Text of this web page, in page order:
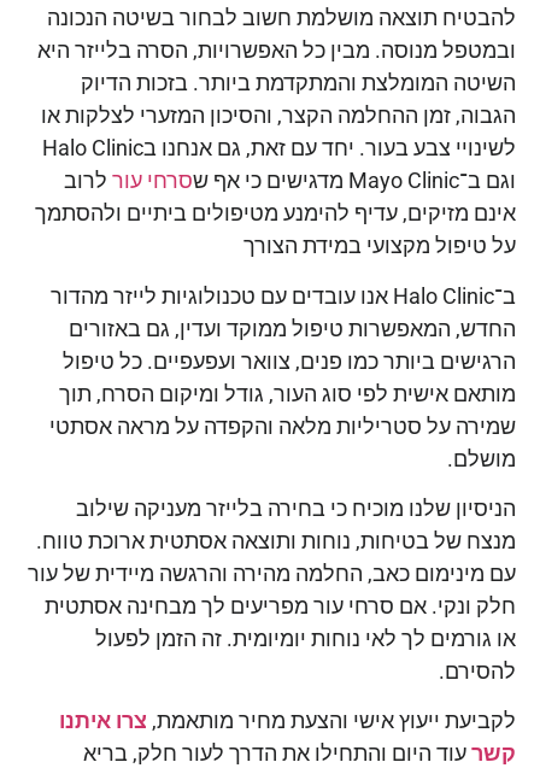
להבטיח תוצאה מושלמת חשוב לבחור בשיטה הנכונה
ובמטפל מנוסה. מבין כל האפשרויות, הסרה בלייזר היא
השיטה המומלצת והמתקדמת ביותר. בזכות הדיוק
הגבוה, זמן ההחלמה הקצר, והסיכון המזערי לצלקות או
לשינויי צבע בעור. יחד עם זאת, גם אנחנו בHalo Clinic
וגם ב־Mayo Clinic מדגישים כי אף ש
סרחי עור לרוב
אינם מזיקים, עדיף להימנע מטיפולים ביתיים ולהסתמך
על טיפול מקצועי במידת הצורך
ב־Halo Clinic אנו עובדים עם טכנולוגיות לייזר מהדור
החדש, המאפשרות טיפול ממוקד ועדין, גם באזורים
הרגישים ביותר כמו פנים, צוואר ועפעפיים. כל טיפול
מותאם אישית לפי סוג העור, גודל ומיקום הסרח, תוך
שמירה על סטריליות מלאה והקפדה על מראה אסתטי
מושלם.
הניסיון שלנו מוכיח כי בחירה בלייזר מעניקה שילוב
מנצח של בטיחות, נוחות ותוצאה אסתטית ארוכת טווח.
עם מינימום כאב, החלמה מהירה והרגשה מיידית של עור
חלק ונקי. אם סרחי עור מפריעים לך מבחינה אסתטית
או גורמים לך לאי נוחות יומיומית. זה הזמן לפעול
להסירם.
לקביעת ייעוץ אישי והצעת מחיר מותאמת, צרו איתנו
קשרעוד היום והתחילו את הדרך לעור חלק, בריא